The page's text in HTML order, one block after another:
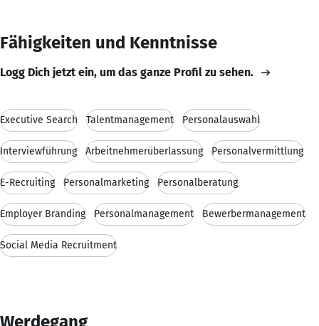
Fähigkeiten und Kenntnisse
Logg Dich jetzt ein, um das ganze Profil zu sehen.
Executive Search Talentmanagement Personalauswahl
Interviewführung Arbeitnehmerüberlassung Personalvermittlung
E-Recruiting Personalmarketing Personalberatung
Employer Branding Personalmanagement Bewerbermanagement
Social Media Recruitment
Werdegang